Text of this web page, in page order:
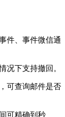
件、事件微信通
况下支持撤回。
可查询邮件是否
可精确到秒